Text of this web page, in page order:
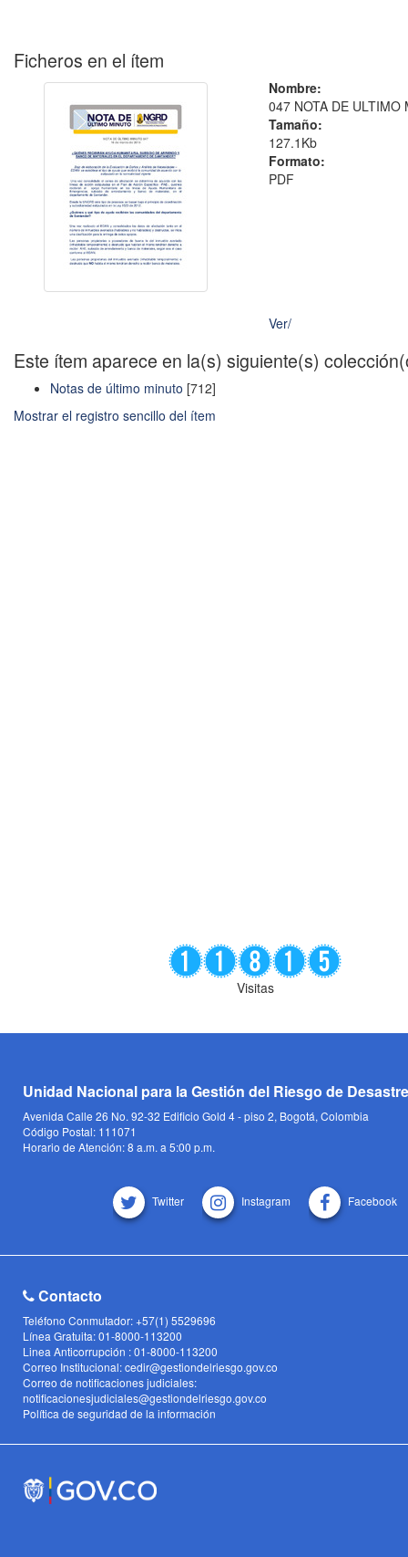
Ficheros en el ítem
Nombre:
047 NOTA DE ULTIMO
Tamaño:
127.1Kb
Formato:
PDF
Ver/
Este ítem aparece en la(s) siguiente(s)
Notas de último minuto [712]
Mostrar el registro sencillo del ítem
Visitas
Unidad Nacional para la Gestión del Riesgo de
Avenida Calle 26 No. 92-32 Edificio Gold 4 - piso 2, Bogotá, Colombia
Código Postal: 111071
Horario de Atención: 8 a.m. a 5:00 p.m.
Twitter Instagram Facebook
Contacto
Teléfono Conmutador: +57(1) 5529696
Línea Gratuita: 01-8000-113200
Linea Anticorrupción : 01-8000-113200
Correo Institucional: cedir@gestiondelriesgo.gov.co
Correo de notificaciones judiciales:
notificacionesjudiciales@gestiondelriesgo.gov.co
Política de seguridad de la información